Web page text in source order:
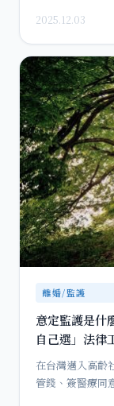
2025.12.03
離婚/監護
意定監護是什
自己選」法律
在台灣邁入高齡
管錢、簽醫療同